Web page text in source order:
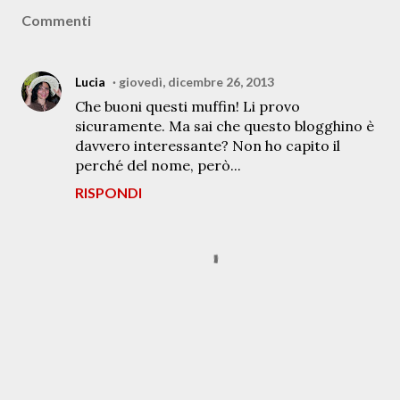
Commenti
Lucia giovedì, dicembre 26, 2013
Che buoni questi muffin! Li provo
sicuramente. Ma sai che questo blogghino è
davvero interessante? Non ho capito il
perché del nome, però...
RISPONDI